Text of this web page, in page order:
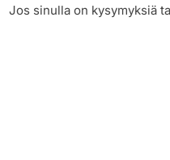
Jos sinulla on kysymyksiä